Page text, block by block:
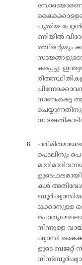
പുതിയ
ണിയിൽ
ത്തിന്റെയും
കപ്പെട്ടു.
നാണംകെട്ട
പെടലിനും
കൾ
ടുക്കാനുള്ള
നിന്നുള്ള
ഷ്വാസി
ളുടെ ബജറ്റ്-